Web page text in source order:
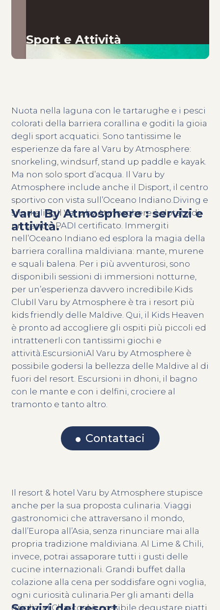
Sport e Attività
Varu By Atmosphere : servizi e
attività.
Nuota nella laguna con le tartarughe e i pesci
colorati della barriera corallina e goditi la gioia
degli sport acquatici. Sono tantissime le
esperienze da fare al Varu by Atmosphere:
snorkeling, windsurf, stand up paddle e kayak.
Ma non solo sport d’acqua. Il Varu by
Atmosphere include anche il Disport, il centro
sportivo con vista sull’Oceano Indiano.Diving e
snorkelingIl Varu by Atmosphere è dotato di
un centro PADI certificato. Immergiti
nell’Oceano Indiano ed esplora la magia della
barriera corallina maldiviana: mante, murene
e squali balena. Per i più avventurosi, sono
disponibili sessioni di immersioni notturne,
per un’esperienza davvero incredibile.Kids
ClubIl Varu by Atmosphere è tra i resort più
kids friendly delle Maldive. Qui, il Kids Heaven
è pronto ad accogliere gli ospiti più piccoli ed
intrattenerli con tantissimi giochi e
attività.EscursioniAl Varu by Atmosphere è
possibile godersi la bellezza delle Maldive al di
fuori del resort. Escursioni in dhoni, il bagno
con le mante e con i delfini, crociere al
tramonto e tanto altro.
Contattaci
Il resort & hotel Varu by Atmosphere stupisce
anche per la sua proposta culinaria. Viaggi
gastronomici che attraversano il mondo,
dall’Europa all’Asia, senza rinunciare mai alla
propria tradizione maldiviana. Al Lime & Chili,
invece, potrai assaporare tutti i gusti delle
cucine internazionali. Grandi buffet dalla
colazione alla cena per soddisfare ogni voglia,
ogni curiosità culinaria.Per gli amanti della
griglia, al Charcoal è possibile degustare piatti